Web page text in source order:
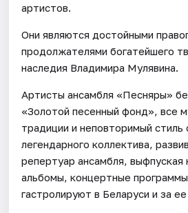
артистов.
Они являются достойными
продолжателями богатейшего
наследия Владимира Мулявина.
Артисты ансамбля «Песняры»
«Золотой песенный фонд», все
традиции и неповторимый стиль
легендарного коллектива,
репертуар ансамбля, выфпуская
альбомы, концертные
гастролируют в Беларуси и за